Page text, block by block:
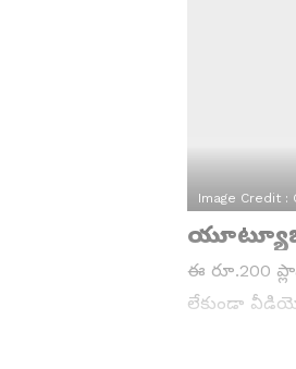
Image Credit :
ఈ రూ.200
లేకుండా